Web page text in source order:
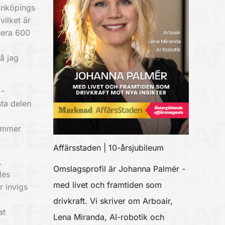
är
600
jag
delen
invigs
Affärsstaden | 10-årsjubileum
Omslagsprofil är Johanna Palmér -
med livet och framtiden som
drivkraft. Vi skriver om Arboair,
Lena Miranda, AI-robotik och